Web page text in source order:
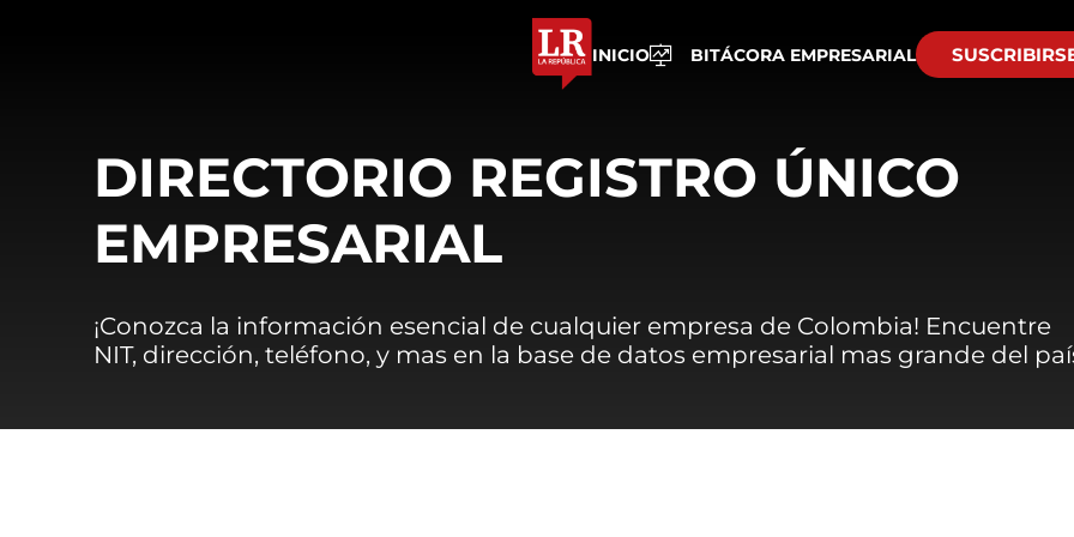
INICIO BITÁCORA EMPRESARIAL
DIRECTORIO REGISTRO ÚNICO
EMPRESARIAL
¡Conozca la información esencial de cualquier empresa de Colombia! Encuentre
NIT, dirección, teléfono, y mas en la base de datos empresarial mas grande del